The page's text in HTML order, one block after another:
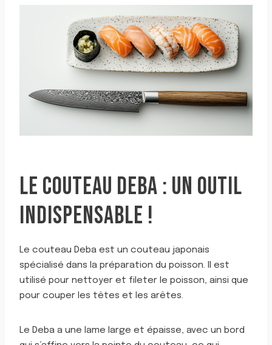
LE COUTEAU DEBA : UN OUTIL
INDISPENSABLE !
Le couteau Deba est un couteau japonais
spécialisé dans la préparation du poisson. Il est
utilisé pour nettoyer et fileter le poisson, ainsi que
pour couper les têtes et les arêtes.
Le Deba a une lame large et épaisse, avec un bord